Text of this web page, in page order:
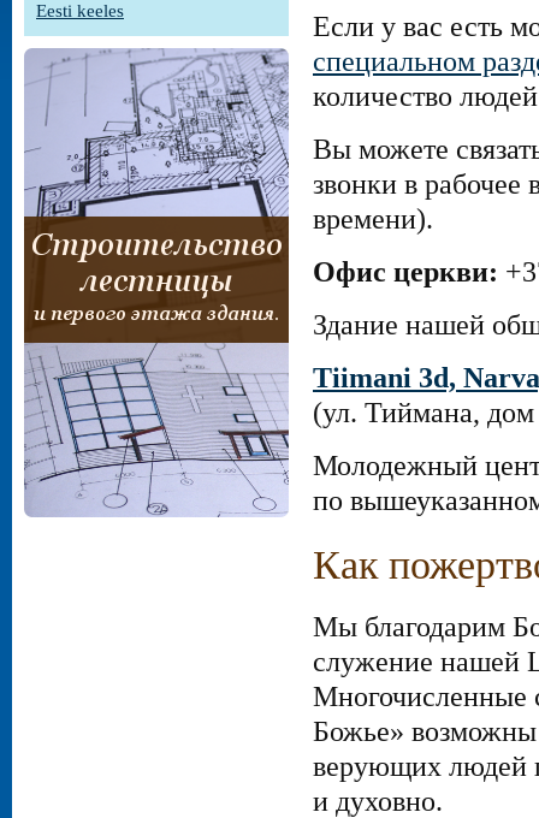
Eesti keeles
Если у вас есть
специальном
количество
Вы можете
звонки в рабочее
времени).
Офис церкви:
Здание нашей
Tiimani 3d,
(ул. Тиймана,
Молодежный
по
Как
Мы благодарим
служение нашей
Многочисленные
Божье» возможны
верующих людей
и духовно.